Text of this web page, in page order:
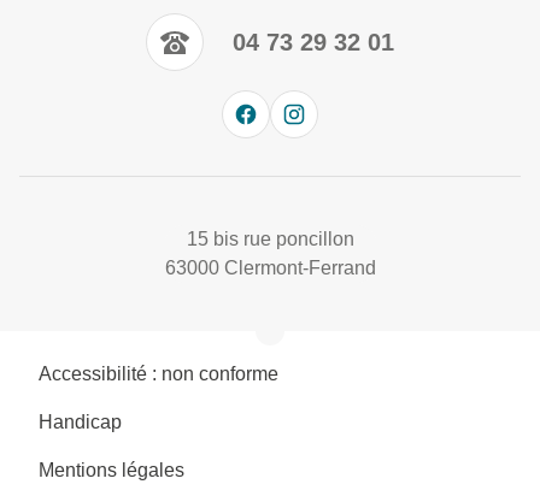
04 73 29 32 01
15 bis rue poncillon
63000 Clermont-Ferrand
Accessibilité : non conforme
Handicap
Mentions légales